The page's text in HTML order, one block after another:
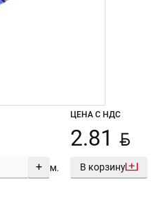
+ м.
ЦЕНА С НДС
2.81 BYN
В корзину